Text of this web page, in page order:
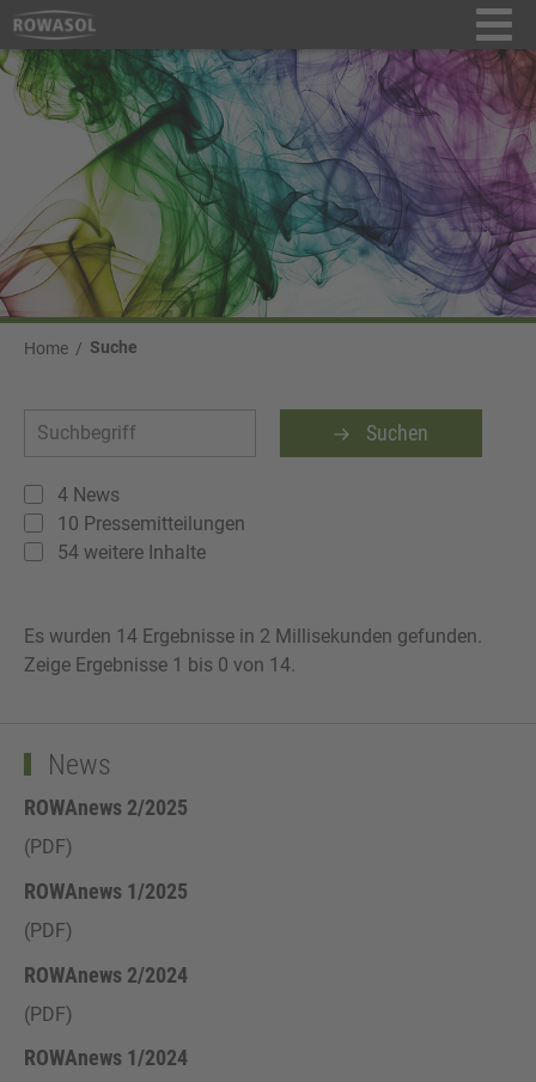
Home Suche
Suchen
4 News
10 Pressemitteilungen
54 weitere Inhalte
Es wurden 14 Ergebnisse in 2 Millisekunden gefunden.
Zeige Ergebnisse 1 bis 0 von 14.
News
ROWAnews 2/2025
(PDF)
ROWAnews 1/2025
(PDF)
ROWAnews 2/2024
(PDF)
ROWAnews 1/2024